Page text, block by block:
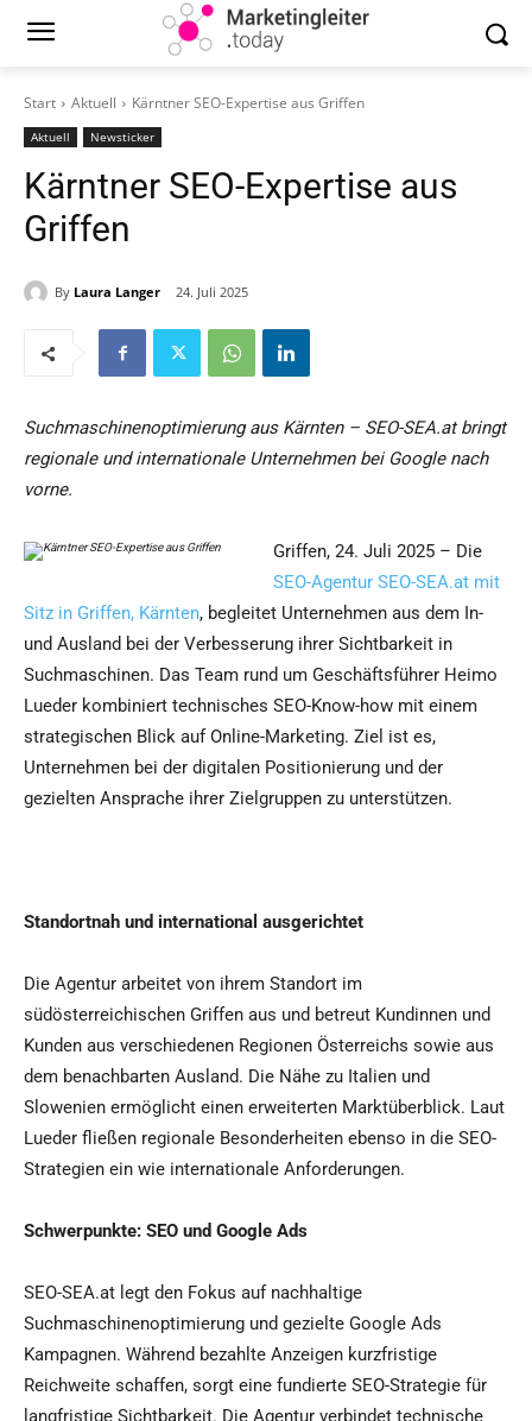
Start Aktuell Kärntner SEO-Expertise aus Griffen
Aktuell Newsticker
Kärntner SEO-Expertise aus
Griffen
By Laura Langer 24. Juli 2025
Suchmaschinenoptimierung aus Kärnten – SEO-SEA.at bringt
regionale und internationale Unternehmen bei Google nach
vorne.
Griffen, 24. Juli 2025 – Die
SEO-Agentur SEO-SEA.at mit
Sitz in Griffen, Kärnten, begleitet Unternehmen aus dem In-
und Ausland bei der Verbesserung ihrer Sichtbarkeit in
Suchmaschinen. Das Team rund um Geschäftsführer Heimo
Lueder kombiniert technisches SEO-Know-how mit einem
strategischen Blick auf Online-Marketing. Ziel ist es,
Unternehmen bei der digitalen Positionierung und der
gezielten Ansprache ihrer Zielgruppen zu unterstützen.
Standortnah und international ausgerichtet
Die Agentur arbeitet von ihrem Standort im
südösterreichischen Griffen aus und betreut Kundinnen und
Kunden aus verschiedenen Regionen Österreichs sowie aus
dem benachbarten Ausland. Die Nähe zu Italien und
Slowenien ermöglicht einen erweiterten Marktüberblick. Laut
Lueder fließen regionale Besonderheiten ebenso in die SEO-
Strategien ein wie internationale Anforderungen.
Schwerpunkte: SEO und Google Ads
SEO-SEA.at legt den Fokus auf nachhaltige
Suchmaschinenoptimierung und gezielte Google Ads
Kampagnen. Während bezahlte Anzeigen kurzfristige
Reichweite schaffen, sorgt eine fundierte SEO-Strategie für
langfristige Sichtbarkeit. Die Agentur verbindet technische